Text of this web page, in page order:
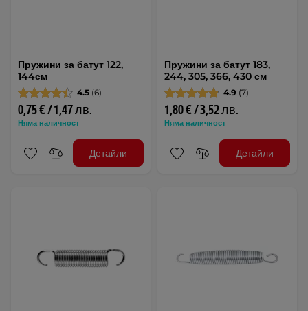
Пружини за батут 122,
144см
4.5 (6)
0,75 € / 1,47 лв.
Няма наличност
Детайли
Пружини за батут 183,
244, 305, 366, 430 см
4.9 (7)
1,80 € / 3,52 лв.
Няма наличност
Детайли